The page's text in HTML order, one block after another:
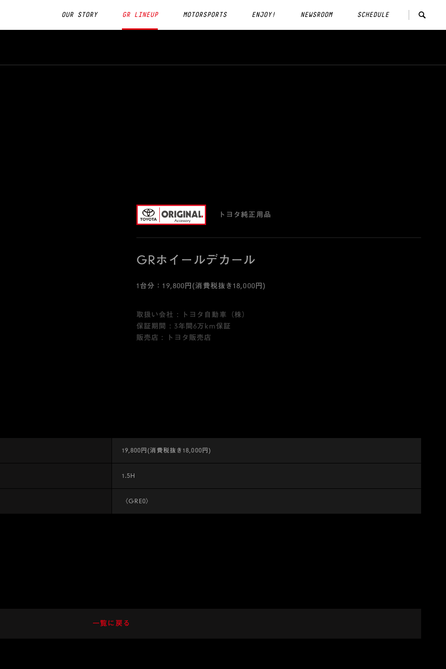
OUR STORY GR LINEUP MOTORSPORTS ENJOY! NEWSROOM SCHEDULE
トヨタ純正用品
GRホイールデカール
1台分：19,800円(消費税抜き18,000円)
取扱い会社 : トヨタ自動車（株）
保証期間 : 3年間6万km保証
販売店 : トヨタ販売店
19,800円(消費税抜き18,000円)
1.5H
〈GRE0〉
一覧に戻る